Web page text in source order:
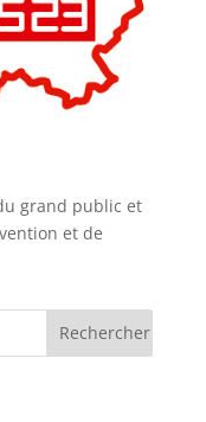
grand public et
et de